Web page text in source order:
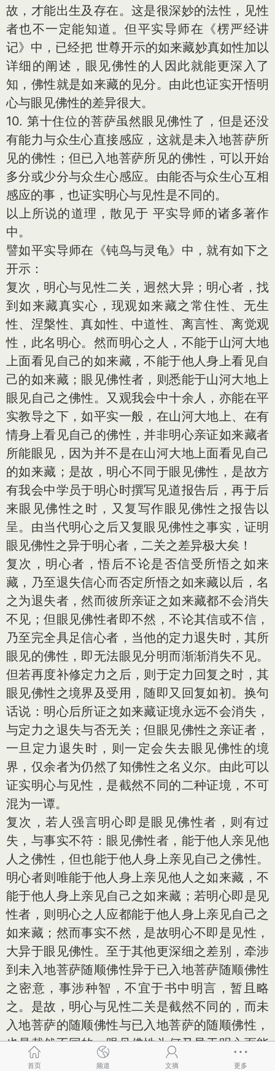
故，才能出生及存在。这是很深妙的法性，见性
者也不一定能知道。但平实导师在《楞严经讲
记》中，已经把 世尊开示的如来藏妙真如性加以
详细的阐述，眼见佛性的人因此就能更深入了
知，佛性就是如来藏的见分。由此也证实开悟明
心与眼见佛性的差异很大。
10. 第十住位的菩萨虽然眼见佛性了，但是还没
有能力与众生心直接感应，这就是未入地菩萨所
见的佛性；但已入地菩萨所见的佛性，可以开始
多分或少分与众生心感应。由能否与众生心互相
感应的事，也证实明心与见性是不同的。
以上所说的道理，散见于 平实导师的诸多著作
中。
譬如平实导师在《钝鸟与灵龟》中，就有如下之
开示：
复次，明心与见性二关，迥然大异；明心者，找
到如来藏真实心，现观如来藏之常住性、无生
性、涅槃性、真如性、中道性、离言性、离觉观
性，此名明心。然而明心之人，不能于山河大地
上面看见自己的如来藏，不能于他人身上看见自
己的如来藏；眼见佛性者，则悉能于山河大地上
眼见自己之佛性。又观我会中十余人，亦能在平
实教导之下，如平实一般，在山河大地上、在有
情身上看见自己的佛性，并非明心亲证如来藏者
所能眼见，因为并不是在山河大地上面看见自己
的如来藏；是故，明心不同于眼见佛性，是故方
有我会中学员于明心时撰写见道报告后，再于后
来眼见佛性之时，又复写作眼见佛性之报告以
呈。由当代明心之后又复眼见佛性之事实，证明
眼见佛性之异于明心者，二关之差异极大矣！
复次，明心者，悟后不论是否信受所悟之如来
藏，乃至退失信心而否定所悟之如来藏以后，名
之为退失者，然而彼所亲证之如来藏都不会消失
不见；但眼见佛性者即不然，不论其信或不信，
乃至完全具足信心者，当他的定力退失时，其所
眼见的佛性，即无法眼见分明而渐渐消失不见。
但若再度补修定力之后，则于定力回复之时，其
眼见佛性之境界及受用，随即又回复如初。换句
话说：明心后所证之如来藏证境永远不会消失，
与定力之退失与否无关；但眼见佛性之亲证者，
一旦定力退失时，则一定会失去眼见佛性的境
界，仅余者为仍然了知佛性之名义尔。由此可以
证实明心与见性，是截然不同的二种证境，不可
混为一谭。
复次，若人强言明心即是眼见佛性者，则有过
失，与事实不符：眼见佛性者，能于他人亲见他
人之佛性，但也能于他人身上亲见自己之佛性。
明心者则唯能于他人身上亲见他人之如来藏，不
能于他人身上亲见自己之如来藏；若明心即是见
性者，则明心之人应都能于他人身上亲见自己之
如来藏；然而事实不然，是故明心不即是见性，
大异于眼见佛性。至于其他更深细之差别，牵涉
到未入地菩萨随顺佛性异于已入地菩萨随顺佛性
之密意，事涉种智，不宜于书中明言，暂且略
之。是故，明心与见性二关是截然不同的，而未
入地菩萨的随顺佛性与已入地菩萨的随顺佛性，
也是截然不同的；眼见佛性为何又异于明心而能
够在山河大地上亲见之？亲见佛性遍满山河大
首页 频道 文摘 更多